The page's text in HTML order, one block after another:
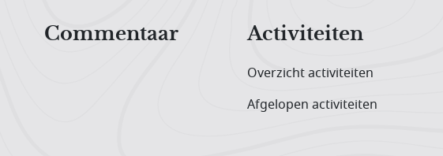
Commentaar
Activiteiten
Overzicht activiteiten
Afgelopen activiteiten